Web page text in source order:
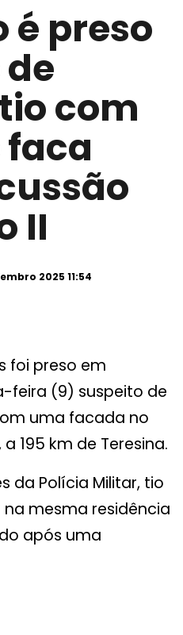
é preso
com
faca
II
2025 11:54
foi preso em
feira (9) suspeito de
uma facada no
195 km de Teresina.
da Polícia Militar, tio
mesma residência
após uma